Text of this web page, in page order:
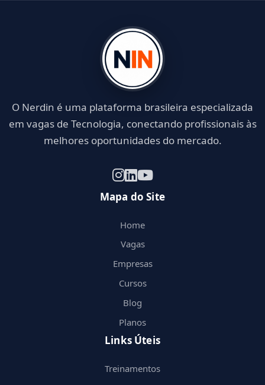
O Nerdin é uma plataforma brasileira especializada
em vagas de Tecnologia, conectando profissionais às
melhores oportunidades do mercado.
Mapa do Site
Home
Vagas
Empresas
Cursos
Blog
Planos
Links Úteis
Treinamentos